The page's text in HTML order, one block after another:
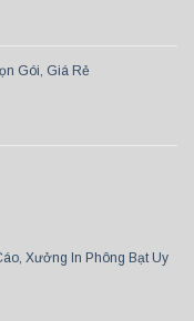
Gói, Giá Rẻ
Xưởng In Phông Bạt Uy